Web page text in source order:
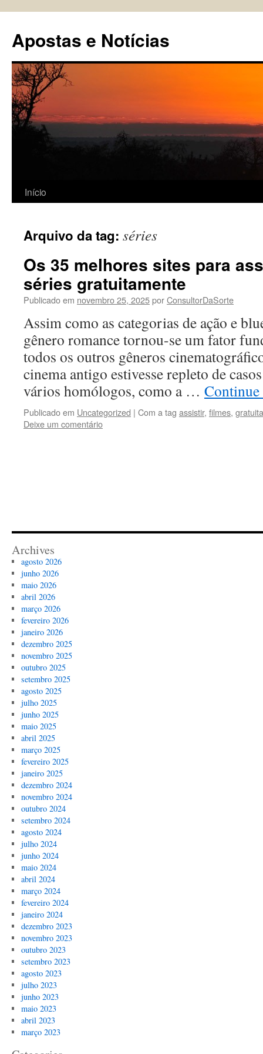
conteúdo
Apostas e Notícias
Início
Arquivo da tag: séries
Os 35 melhores sites para
séries gratuitamente
Publicado em novembro 25, 2025porConsultorDaSorte
Assim como as categorias de ação e
gênero romance tornou-se um fator
todos os outros gêneros
cinema antigo estivesse repleto de
vários homólogos, como a …
Publicado em Uncategorized | Com a tag assistir, filmes,
Deixe um comentário
Archives
agosto 2026
junho 2026
maio 2026
abril 2026
março 2026
fevereiro 2026
janeiro 2026
dezembro 2025
novembro 2025
outubro 2025
setembro 2025
agosto 2025
julho 2025
junho 2025
maio 2025
abril 2025
março 2025
fevereiro 2025
janeiro 2025
dezembro 2024
novembro 2024
outubro 2024
setembro 2024
agosto 2024
julho 2024
junho 2024
maio 2024
abril 2024
março 2024
fevereiro 2024
janeiro 2024
dezembro 2023
novembro 2023
outubro 2023
setembro 2023
agosto 2023
julho 2023
junho 2023
maio 2023
abril 2023
março 2023